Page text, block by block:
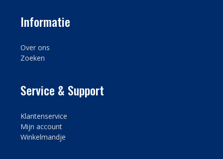
Informatie
Over ons
Zoeken
Service & Support
Klantenservice
Mijn account
Winkelmandje